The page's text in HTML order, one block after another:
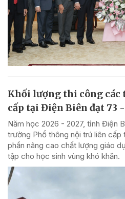
Khối lượng thi công
cấp tại Điện Biên đạt 73
Năm học 2026 - 2027, tỉnh Điện
trường Phổ thông nội trú liên
phần nâng cao chất lượng giáo
tập cho học sinh vùng khó khăn.